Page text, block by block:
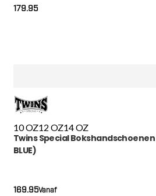
179.95
10 OZ12 OZ14 OZ
Twins Special Bokshandschoenen
BLUE)
Vanaf
169.95